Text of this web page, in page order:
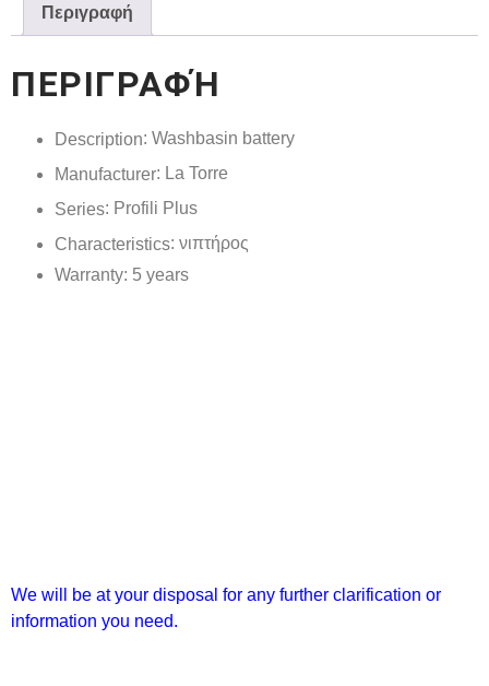
Περιγραφή
ΠΕΡΙΓΡΑΦΉ
Description: Washbasin battery
Manufacturer: La Torre
Series: Profili Plus
Characteristics: νιπτήρος
Warranty: 5 years
We will be at your disposal for any further clarification or
information you need.